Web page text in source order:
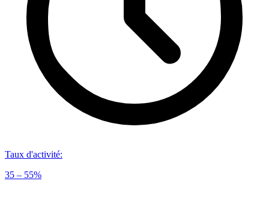
Taux d'activité:
35 – 55%